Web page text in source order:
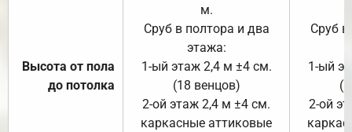
Высота от пола
до потолка
м.
Сруб в полтора и два
этажа:
1-ый этаж 2,4 м ±4 см.
(18 венцов)
2-ой этаж 2,4 м ±4 см.
каркасные аттиковые
Сруб
1-ый
2-ой